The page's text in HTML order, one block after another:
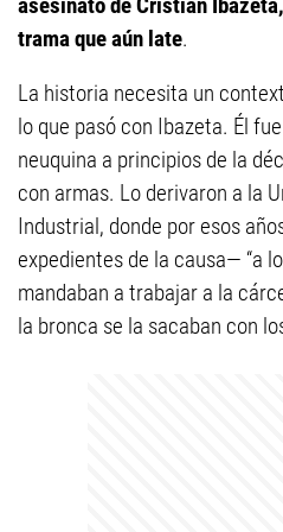
trama que aún late.
La historia necesita un
lo que pasó con Ibazeta. Él
neuquina a principios de la
con armas. Lo derivaron a la
Industrial, donde por esos
expedientes de la causa— “a
mandaban a trabajar a la
la bronca se la sacaban con